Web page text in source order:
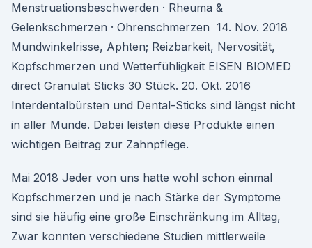
Menstruationsbeschwerden · Rheuma &
Gelenkschmerzen · Ohrenschmerzen 14. Nov. 2018
Mundwinkelrisse, Aphten; Reizbarkeit, Nervosität,
Kopfschmerzen und Wetterfühligkeit EISEN BIOMED
direct Granulat Sticks 30 Stück. 20. Okt. 2016
Interdentalbürsten und Dental-Sticks sind längst nicht
in aller Munde. Dabei leisten diese Produkte einen
wichtigen Beitrag zur Zahnpflege.
Mai 2018 Jeder von uns hatte wohl schon einmal
Kopfschmerzen und je nach Stärke der Symptome
sind sie häufig eine große Einschränkung im Alltag,
Zwar konnten verschiedene Studien mittlerweile